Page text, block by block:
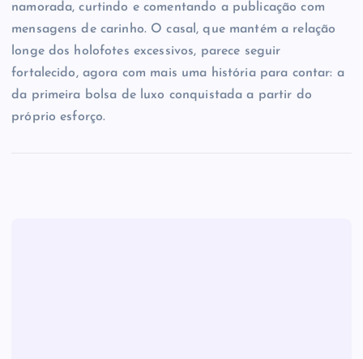
namorada, curtindo e comentando a publicação com
mensagens de carinho. O casal, que mantém a relação
longe dos holofotes excessivos, parece seguir
fortalecido, agora com mais uma história para contar: a
da primeira bolsa de luxo conquistada a partir do
próprio esforço.